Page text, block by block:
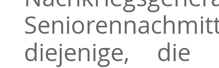
diejenige, die